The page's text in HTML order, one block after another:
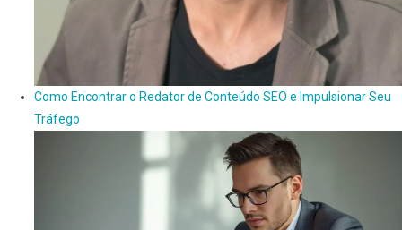
Como Encontrar o Redator de Conteúdo SEO e Impulsionar Seu
Tráfego